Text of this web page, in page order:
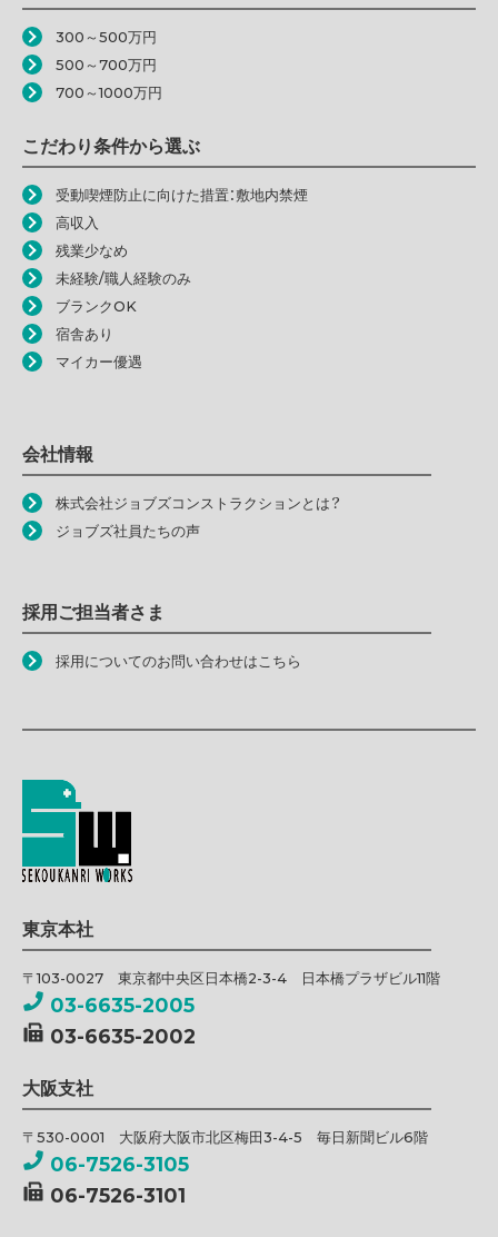
300～500万円
500～700万円
700～1000万円
こだわり条件から選ぶ
受動喫煙防止に向けた措置：敷地内禁煙
高収入
残業少なめ
未経験/職人経験のみ
ブランクOK
宿舎あり
マイカー優遇
会社情報
株式会社ジョブズコンストラクションとは？
ジョブズ社員たちの声
採用ご担当者さま
採用についてのお問い合わせはこちら
東京本社
〒103-0027 東京都中央区日本橋2-3-4 日本橋プラザビル11階
03-6635-2005
03-6635-2002
大阪支社
〒530-0001 大阪府大阪市北区梅田3-4-5 毎日新聞ビル6階
06-7526-3105
06-7526-3101